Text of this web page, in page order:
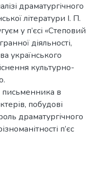
драматургічного
літератури І. П.
у п’єcі «Степовий
діяльності,
українського
культурно-
письменника в
побудові
драматургічного
п’єc